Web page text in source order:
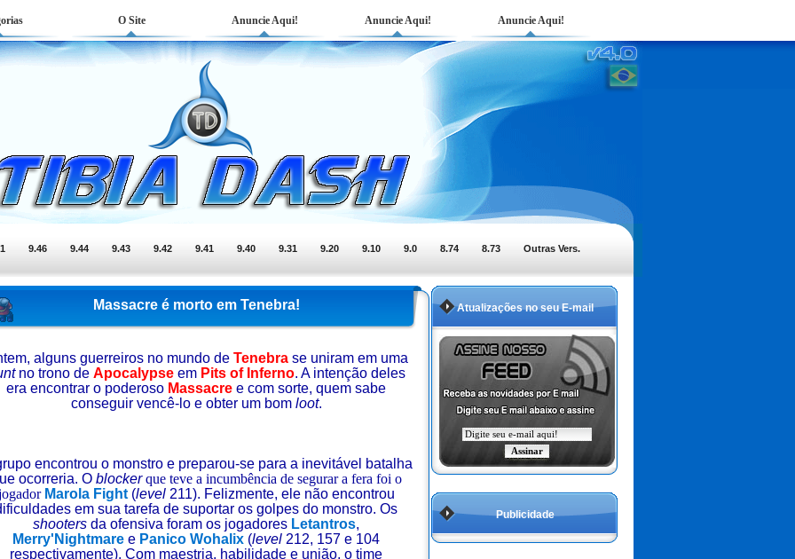
O Site Anuncie Aqui! Anuncie Aqui! Anuncie Aqui!
9.46 9.44 9.43 9.42 9.41 9.40 9.31 9.20 9.10 9.0 8.74 8.73 Outras Vers.
Massacre é morto em Tenebra!
alguns guerreiros no mundo de Tenebrase uniram em uma
no trono de Apocalypseem Pits of Inferno. A intenção deles
era encontrar o poderoso Massacre e com sorte, quem sabe
conseguir vencê-lo e obter um bom loot.
encontrou o monstro e preparou-se para a inevitável batalha
ocorreria. O blockerque teve a incumbência de segurar a fera foi o
Marola Fight(level211). Felizmente, ele não encontrou
em sua tarefa de suportar os golpes do monstro. Os
shooters da ofensiva foram os jogadores Letantros,
Merry'Nightmare e Panico Wohalix (level 212, 157 e 104
respectivamente). Com maestria, habilidade e união, o time
Atualizações no seu E-mail
Publicidade